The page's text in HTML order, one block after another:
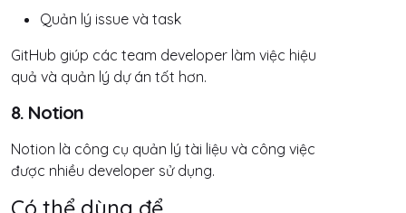
Quản lý issue và task
GitHub giúp các team developer làm việc hiệu
quả và quản lý dự án tốt hơn.
8. Notion
Notion là công cụ quản lý tài liệu và công việc
được nhiều developer sử dụng.